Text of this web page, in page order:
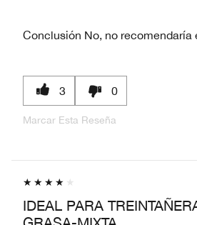
Conclusión No, no recomendaría
3 0
Marcar Esta Reseña
IDEAL PARA